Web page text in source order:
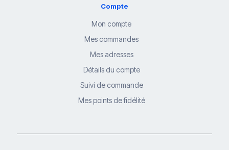
Compte
Mon compte
Mes commandes
Mes adresses
Détails du compte
Suivi de commande
Mes points de fidélité